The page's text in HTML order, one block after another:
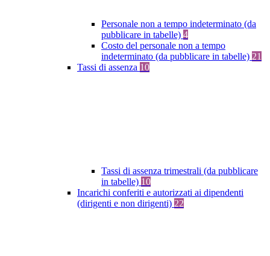
Personale non a tempo indeterminato (da
pubblicare in tabelle) 4
Costo del personale non a tempo
indeterminato (da pubblicare in tabelle) 21
Tassi di assenza 10
Tassi di assenza trimestrali (da pubblicare
in tabelle) 10
Incarichi conferiti e autorizzati ai dipendenti
(dirigenti e non dirigenti) 22